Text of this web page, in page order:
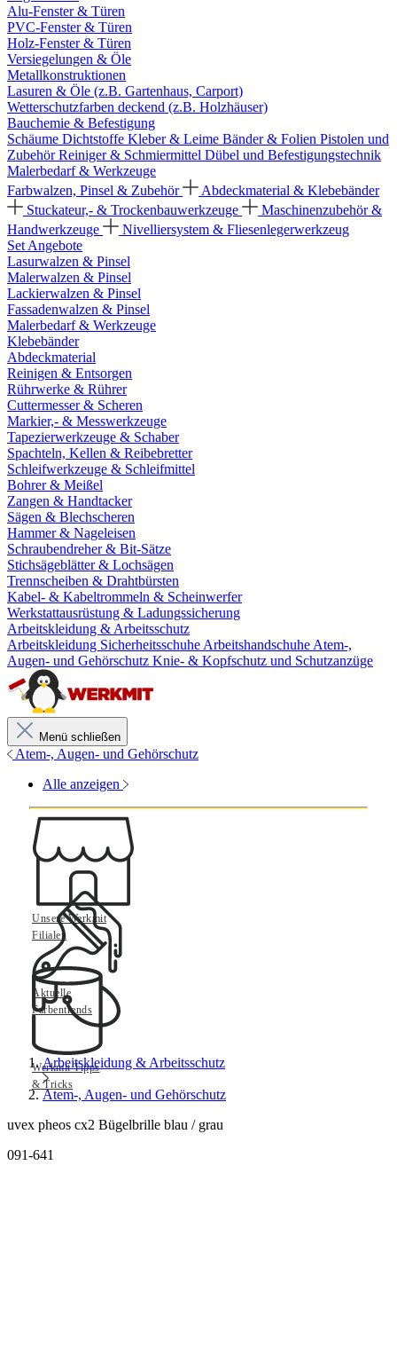
Alu-Fenster & Türen
PVC-Fenster & Türen
Holz-Fenster & Türen
Versiegelungen & Öle
Metallkonstruktionen
Lasuren & Öle (z.B. Gartenhaus, Carport)
Wetterschutzfarben deckend (z.B. Holzhäuser)
Bauchemie & Befestigung
Schäume Dichtstoffe Kleber & Leime Bänder & Folien Pistolen und
ZubehörReiniger & Schmiermittel Dübel und Befestigungstechnik
Malerbedarf & Werkzeuge
Farbwalzen, Pinsel & Zubehör
Abdeckmaterial & Klebebänder
Stuckateur,- & Trockenbauwerkzeuge
Maschinenzubehör &
Handwerkzeuge
Nivelliersystem & Fliesenlegerwerkzeug
Set Angebote
Lasurwalzen & Pinsel
Malerwalzen & Pinsel
Lackierwalzen & Pinsel
Fassadenwalzen & Pinsel
Malerbedarf & Werkzeuge
Klebebänder
Abdeckmaterial
Reinigen & Entsorgen
Rührwerke & Rührer
Cuttermesser & Scheren
Markier,- & Messwerkzeuge
Tapezierwerkzeuge & Schaber
Spachteln, Kellen & Reibebretter
Schleifwerkzeuge & Schleifmittel
Bohrer & Meißel
Zangen & Handtacker
Sägen & Blechscheren
Hammer & Nageleisen
Schraubendreher & Bit-Sätze
Stichsägeblätter & Lochsägen
Trennscheiben & Drahtbürsten
Kabel- & Kabeltrommeln & Scheinwerfer
Werkstattausrüstung & Ladungssicherung
Arbeitskleidung & Arbeitsschutz
Arbeitskleidung Sicherheitsschuhe Arbeitshandschuhe Atem-,
Augen- und Gehörschutz Knie- & Kopfschutz und Schutzanzüge
Menü schließen
Atem-, Augen- und Gehörschutz
Alle anzeigen
Unsere Werkmit
Filialen
Aktuelle
Farbentrends
Werkmit Tipps
& Tricks
Arbeitskleidung & Arbeitsschutz
Atem-, Augen- und Gehörschutz
uvex pheos cx2 Bügelbrille blau / grau
091-641